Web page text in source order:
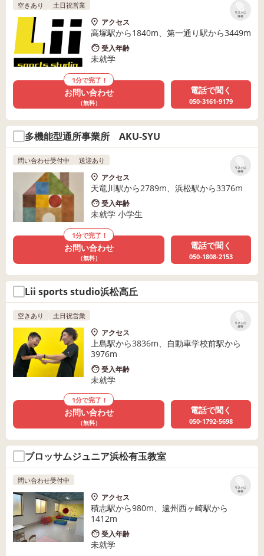
リストに
保存
空きあり 土日祝営業
アクセス
高塚駅から1840m、第一通り駅から3449m
受入年齢
未就学
1分で完了！
お問い合わせ
（無料）
電話で聞く
050-3161-9179
多機能型通所事業所 AKU-SYU
リストに
保存
問い合わせ受付中 送迎あり
アクセス
天竜川駅から2789m、浜松駅から3376m
受入年齢
未就学 小学生
1分で完了！
お問い合わせ
（無料）
電話で聞く
050-1808-2153
Lii sports studio浜松高丘
リストに
保存
空きあり 土日祝営業
アクセス
上島駅から3836m、自動車学校前駅から
3976m
受入年齢
未就学
1分で完了！
お問い合わせ
（無料）
電話で聞く
050-1792-5698
ブロッサムジュニア浜松有玉教室
リストに
保存
問い合わせ受付中
アクセス
積志駅から980m、遠州西ヶ崎駅から
1412m
受入年齢
未就学